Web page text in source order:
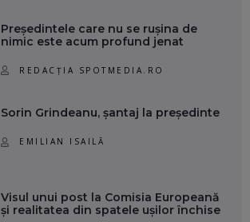
Președintele care nu se rușina de
nimic este acum profund jenat
REDACȚIA SPOTMEDIA.RO
Sorin Grindeanu, șantaj la președinte
EMILIAN ISAILĂ
Visul unui post la Comisia Europeană
și realitatea din spatele ușilor închise